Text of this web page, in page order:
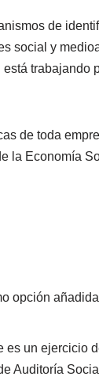
de
social y
trabajando
de toda
la Economía
opción
es un ejercicio
Auditoría